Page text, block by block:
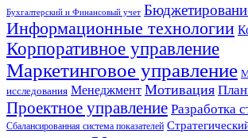
Бухгалтерский и Финансовый учет
Информационные технологии
Корпоративное управление
Маркетинговое управление
исследования Менеджмент Мотивация
Проектное управление Разработка
Сбалансированная система показателей